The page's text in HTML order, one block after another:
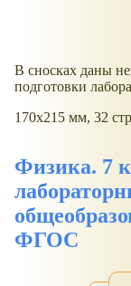
В сносках даны
подготовки
170х215 мм, 32
Физика. 7
ФГОС